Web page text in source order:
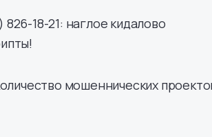
18-21: наглое кидалово
мошеннических